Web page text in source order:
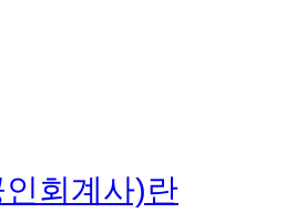
회계사)란